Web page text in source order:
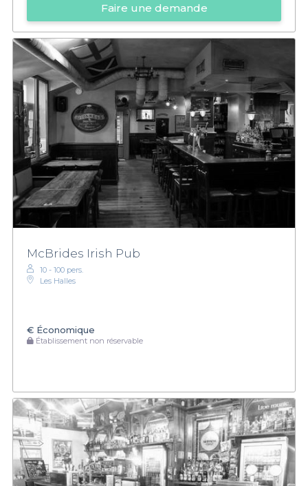
Faire une demande
McBrides Irish Pub
10 - 100 pers.
Les Halles
€ Économique
Établissement non réservable